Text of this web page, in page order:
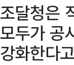
조달청은
모두가 공
강화한다